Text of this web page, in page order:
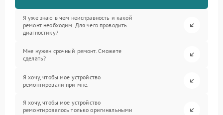
Я уже знаю в чем неисправность и какой
ремонт необходим. Для чего проводить
диагностику?
Мне нужен срочный ремонт. Сможете
сделать?
Я хочу, чтобы мое устройство
ремонтировали при мне.
Я хочу, чтобы мое устройство
ремонтировалось только оригинальными